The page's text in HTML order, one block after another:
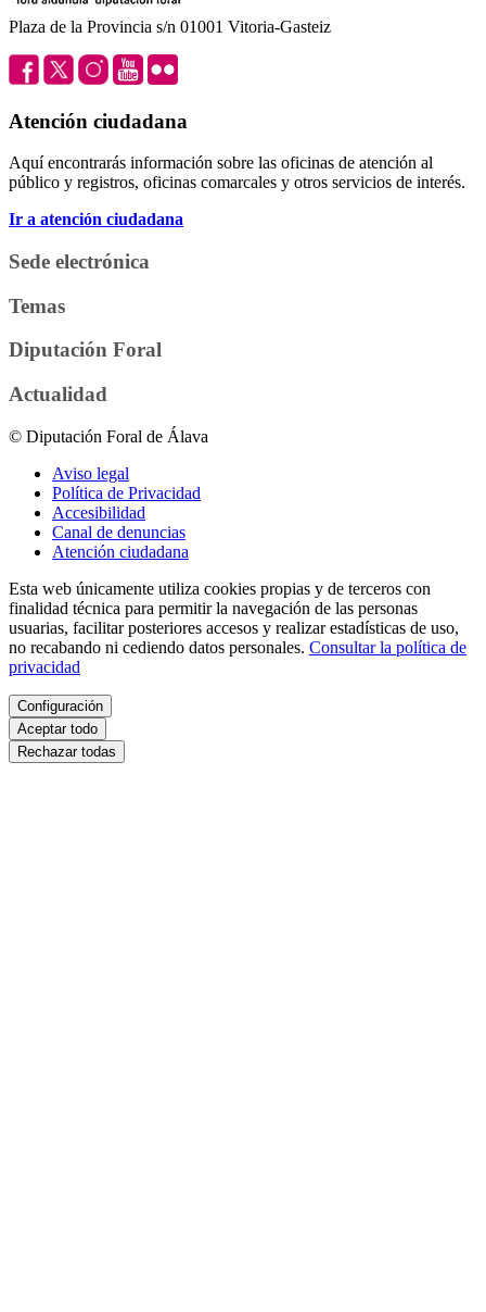
Plaza de la Provincia s/n 01001 Vitoria-Gasteiz
Atención ciudadana
Aquí encontrarás información sobre las oficinas de atención al
público y registros, oficinas comarcales y otros servicios de interés.
Ir a atención ciudadana
Sede electrónica
Temas
Diputación Foral
Actualidad
© Diputación Foral de Álava
Aviso legal
Política de Privacidad
Accesibilidad
Canal de denuncias
Atención ciudadana
Esta web únicamente utiliza cookies propias y de terceros con
finalidad técnica para permitir la navegación de las personas
usuarias, facilitar posteriores accesos y realizar estadísticas de uso,
no recabando ni cediendo datos personales. Consultar la política de
privacidad
Configuración
Aceptar todo
Rechazar todas